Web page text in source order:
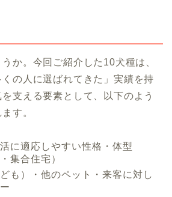
か。今回ご紹介した10犬種は、
の人に選ばれてきた」実績を持
支える要素として、以下のよう
す。
に適応しやすい性格・体型
集合住宅）
も）・他のペット・来客に対し